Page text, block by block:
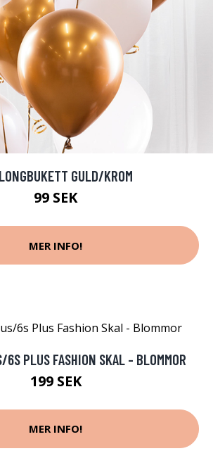
GULD/KROM
99 SEK
MER INFO!
6S PLUS FASHION SKAL - BLOMMOR
199 SEK
MER INFO!